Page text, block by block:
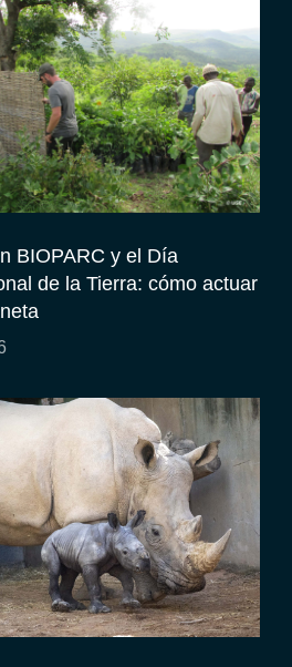
BIOPARC y el Día
de la Tierra: cómo actuar